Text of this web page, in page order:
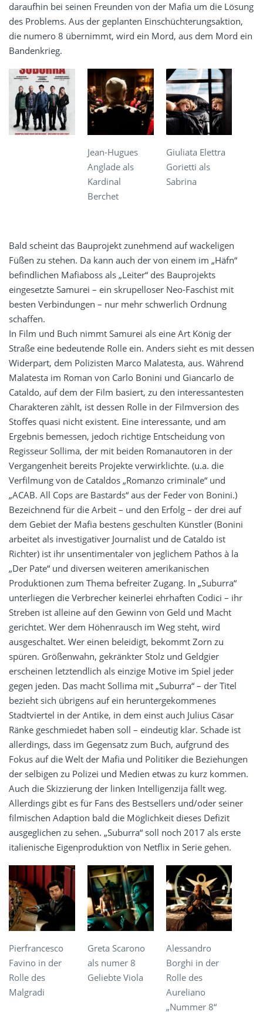
daraufhin bei seinen Freunden von der Mafia um die Lösung
des Problems. Aus der geplanten Einschüchterungsaktion,
die numero 8 übernimmt, wird ein Mord, aus dem Mord ein
Bandenkrieg.
Jean-Hugues
Anglade als
Kardinal
Berchet
Giuliata Elettra
Gorietti als
Sabrina
Bald scheint das Bauprojekt zunehmend auf wackeligen
Füßen zu stehen. Da kann auch der von einem im „Häfn“
befindlichen Mafiaboss als „Leiter“ des Bauprojekts
eingesetzte Samurei – ein skrupelloser Neo-Faschist mit
besten Verbindungen – nur mehr schwerlich Ordnung
schaffen.
In Film und Buch nimmt Samurei als eine Art König der
Straße eine bedeutende Rolle ein. Anders sieht es mit dessen
Widerpart, dem Polizisten Marco Malatesta, aus. Während
Malatesta im Roman von Carlo Bonini und Giancarlo de
Cataldo, auf dem der Film basiert, zu den interessantesten
Charakteren zählt, ist dessen Rolle in der Filmversion des
Stoffes quasi nicht existent. Eine interessante, und am
Ergebnis bemessen, jedoch richtige Entscheidung von
Regisseur Sollima, der mit beiden Romanautoren in der
Vergangenheit bereits Projekte verwirklichte. (u.a. die
Verfilmung von de Cataldos „Romanzo criminale“ und
„ACAB. All Cops are Bastards“ aus der Feder von Bonini.)
Bezeichnend für die Arbeit – und den Erfolg – der drei auf
dem Gebiet der Mafia bestens geschulten Künstler (Bonini
arbeitet als investigativer Journalist und de Cataldo ist
Richter) ist ihr unsentimentaler von jeglichem Pathos à la
„Der Pate“ und diversen weiteren amerikanischen
Produktionen zum Thema befreiter Zugang. In „Suburra“
unterliegen die Verbrecher keinerlei ehrhaften Codici – ihr
Streben ist alleine auf den Gewinn von Geld und Macht
gerichtet. Wer dem Höhenrausch im Weg steht, wird
ausgeschaltet. Wer einen beleidigt, bekommt Zorn zu
spüren. Größenwahn, gekränkter Stolz und Geldgier
erscheinen letztendlich als einzige Motive im Spiel jeder
gegen jeden. Das macht Sollima mit „Suburra“ – der Titel
bezieht sich übrigens auf ein heruntergekommenes
Stadtviertel in der Antike, in dem einst auch Julius Cäsar
Ränke geschmiedet haben soll – eindeutig klar. Schade ist
allerdings, dass im Gegensatz zum Buch, aufgrund des
Fokus auf die Welt der Mafia und Politiker die Beziehungen
der selbigen zu Polizei und Medien etwas zu kurz kommen.
Auch die Skizzierung der linken Intelligenzija fällt weg.
Allerdings gibt es für Fans des Bestsellers und/oder seiner
filmischen Adaption bald die Möglichkeit dieses Defizit
ausgeglichen zu sehen. „Suburra“ soll noch 2017 als erste
italienische Eigenproduktion von Netflix in Serie gehen.
Pierfrancesco
Favino in der
Rolle des
Malgradi
Greta Scarono
als numer 8
Geliebte Viola
Alessandro
Borghi in der
Rolle des
Aureliano
„Nummer 8“